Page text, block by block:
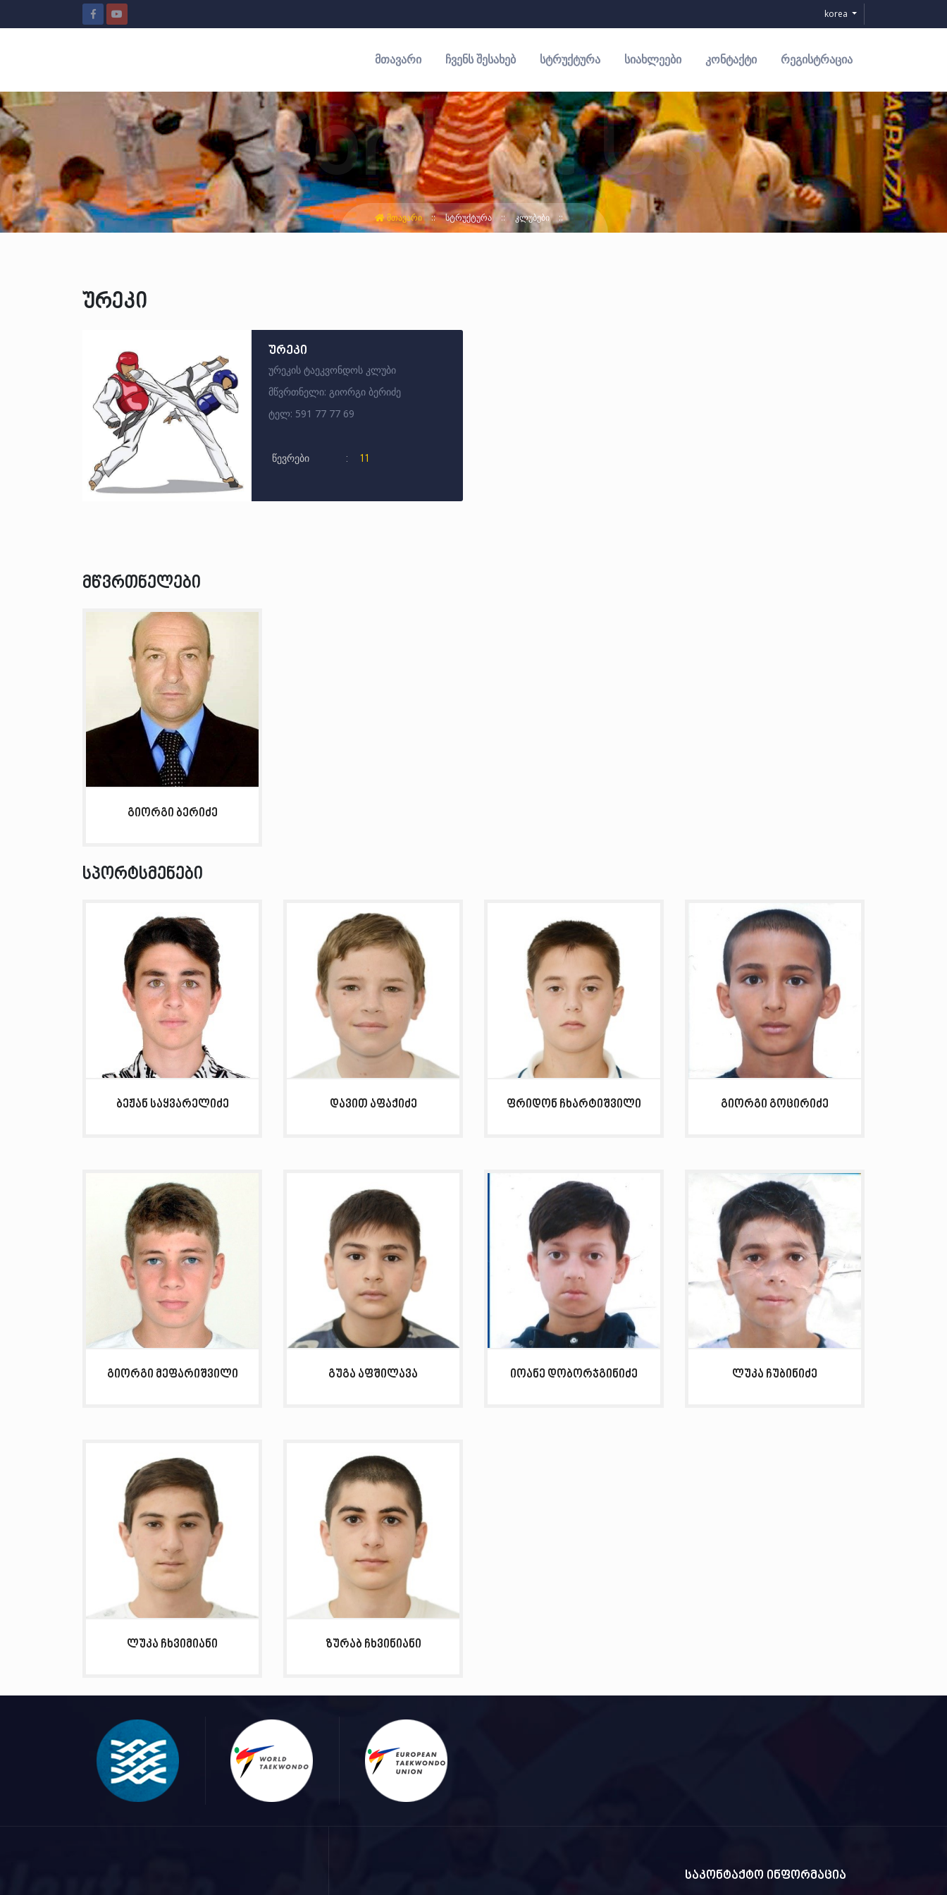
korea
ᲛᲗᲐᲕᲐᲠᲘ ᲩᲕᲔᲜᲡ ᲨᲔᲡᲐᲮᲔᲑ ᲡᲢᲠᲣᲥᲢᲣᲠᲐ ᲡᲘᲐᲮᲚᲔᲔᲑᲘ ᲙᲝᲜᲢᲐᲥᲢᲘ ᲠᲔᲒᲘᲡᲢᲠᲐᲪᲘᲐ
ᲛᲗᲐᲕᲐᲠᲘ ᲡᲢᲠᲣᲥᲢᲣᲠᲐ ᲙᲚᲣᲑᲔᲑᲘ
ურეკი
ურეკი
ურეკის ტაეკვონდოს კლუბი
მწვრთნელი: გიორგი ბერიძე
ტელ: 591 77 77 69
წევრები 11
მწვრთნელები
გიორგი ბერიძე
სპორტსმენები
ბეჟან საყვარელიძე დავით აფაქიძე ფრიდონ ჩხარტიშვილი გიორგი გოცირიძე
გიორგი მეფარიშვილი გუგა აფშილავა იოანე დობორჯგინიძე ლუკა ჩუბინიძე
ლუკა ჩხვიმიანი ზურაბ ჩხვინიანი
საკონტაქტო ინფორმაცია